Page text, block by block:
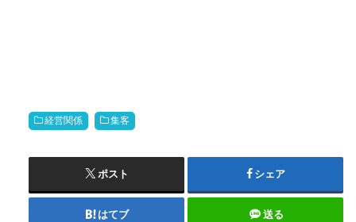
経営関係 集客
ポスト シェア
はてブ 送る